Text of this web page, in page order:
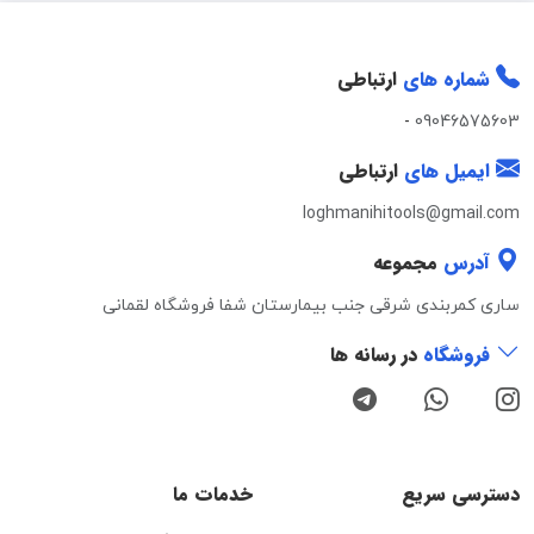
شماره های ارتباطی
09046575603
-
ایمیل های ارتباطی
loghmanihitools@gmail.com
آدرس مجموعه
ساری کمربندی شرقی جنب بیمارستان شفا فروشگاه لقمانی
فروشگاه در رسانه ها
دسترسی سریع خدمات ما